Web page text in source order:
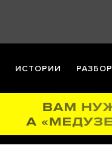
ИСТОРИИ РАЗБОР